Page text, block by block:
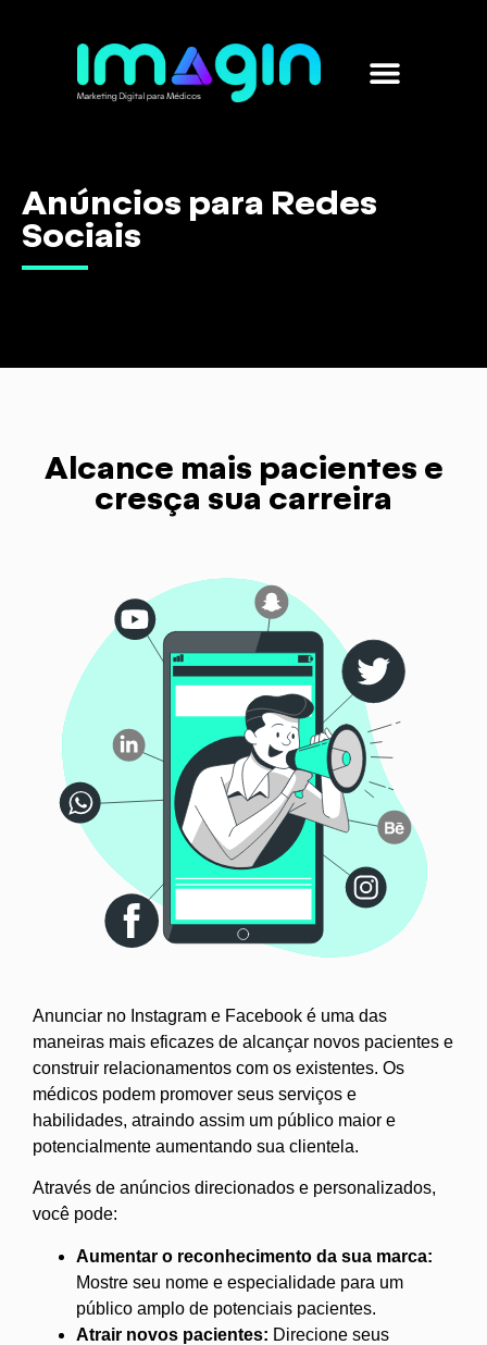
Anúncios para Redes
Sociais
Alcance mais pacientes e
cresça sua carreira
Anunciar no Instagram e Facebook é uma das
maneiras mais eficazes de alcançar novos pacientes e
construir relacionamentos com os existentes. Os
médicos podem promover seus serviços e
habilidades, atraindo assim um público maior e
potencialmente aumentando sua clientela.
Através de anúncios direcionados e personalizados,
você pode:
Aumentar o reconhecimento da sua marca:
Mostre seu nome e especialidade para um
público amplo de potenciais pacientes.
Atrair novos pacientes: Direcione seus